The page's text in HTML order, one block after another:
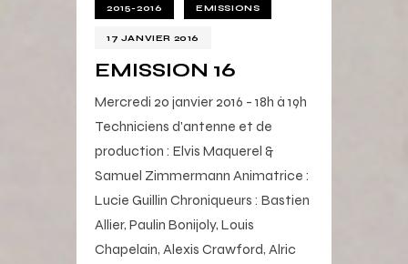
2015-2016 EMISSIONS
17 JANVIER 2016
EMISSION 16
Mercredi 20 janvier 2016 - 18h à 19h
Techniciens d'antenne et de
production : Elvis Maquerel &
Samuel Zimmermann Animatrice :
Lucie Guillin Chroniqueurs : Bastien
Allier, Paulin Bonijoly, Louis
Chapelain, Alexis Crawford, Alric